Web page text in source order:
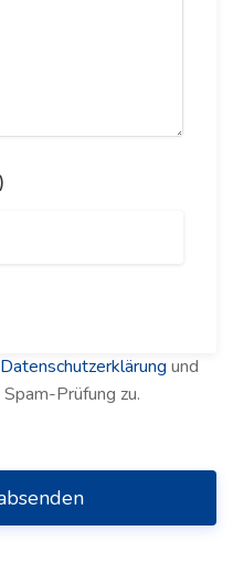
Datenschutzerklärung und
Prüfung zu.